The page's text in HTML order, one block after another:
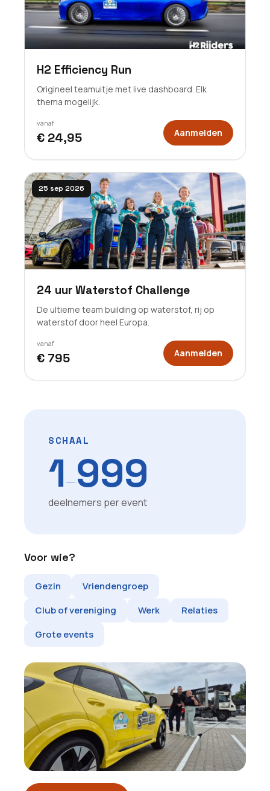
H2 Efficiency Run
Origineel teamuitje met live dashboard. Elk
thema mogelijk.
vanaf
€ 24,95 Aanmelden
25 sep 2026
24 uur Waterstof Challenge
De ultieme team building op waterstof, rij op
waterstof door heel Europa.
vanaf
€ 795 Aanmelden
SCHAAL
1—999
deelnemers per event
Voor wie?
Gezin
Vriendengroep
Club of vereniging
Werk
Relaties
Grote events